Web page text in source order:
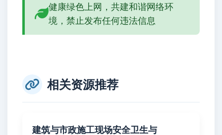
健康绿色上网，共建和谐网络环
境，禁止发布任何违法信息
相关资源推荐
建筑与市政施工现场安全卫生与